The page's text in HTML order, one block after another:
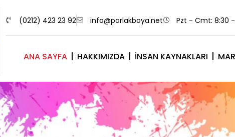
(0212) 423 23 92 info@parlakboya.net Pzt - Cmt: 8:30 -
ANA SAYFA HAKKIMIZDA İNSAN KAYNAKLARI